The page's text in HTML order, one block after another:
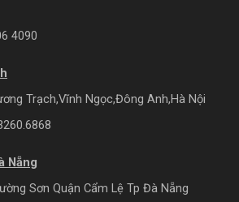
4090
Trạch,Vĩnh Ngọc,Đông Anh,Hà Nội
Nẵng
Sơn Quận Cẩm Lệ Tp Đà Nẵng